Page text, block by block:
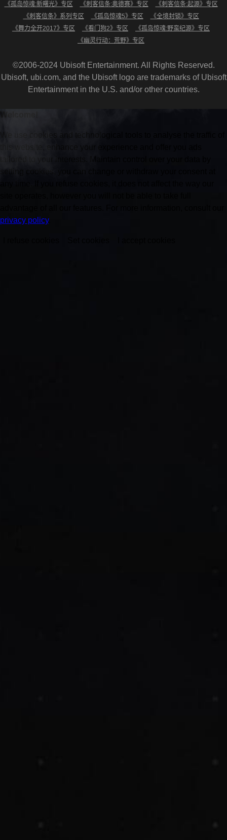
《孤岛惊魂:新曙光》专区
《刺客信条:奥德赛》专区
《刺客信条:起源》专区
《刺客信条》系列专区
《孤岛惊魂5》专区
《全境封锁》专区
《舞力全开2017》专区
《看门狗2》专区
《孤岛惊魂:野蛮纪源》专区
《幽灵行动：荒野》专区
©2006-2024 Ubisoft Entertainment. All Rights Reserved.
Ubisoft, ubi.com, and the Ubisoft logo are trademarks of Ubisoft
Entertainment in the U.S. and/or other countries.
setting cookies, you can change or withdraw your consent at
privacy policy.